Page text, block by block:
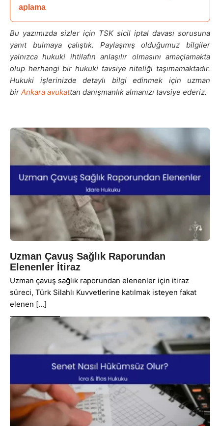
aplama
Bu yazımızda sizler için TSK sicil iptal davası sorusuna
yanıt bulmaya çalıştık. Paylaşmış olduğumuz bilgiler
yalnızca hukuki ihtilafın anlaşılır olmasını amaçlamakta
olup herhangi bir hukuki tavsiye niteliği taşımamaktadır.
Hukuki işlerinizde detaylı bilgi edinmek için uzman
bir Ankara avukattan danışmanlık almanızı tavsiye ederiz.
Uzman Çavuş Sağlık Raporundan
Elenenler İtiraz
Uzman çavuş sağlık raporundan elenenler için itiraz
süreci, Türk Silahlı Kuvvetlerine katılmak isteyen fakat
elenen